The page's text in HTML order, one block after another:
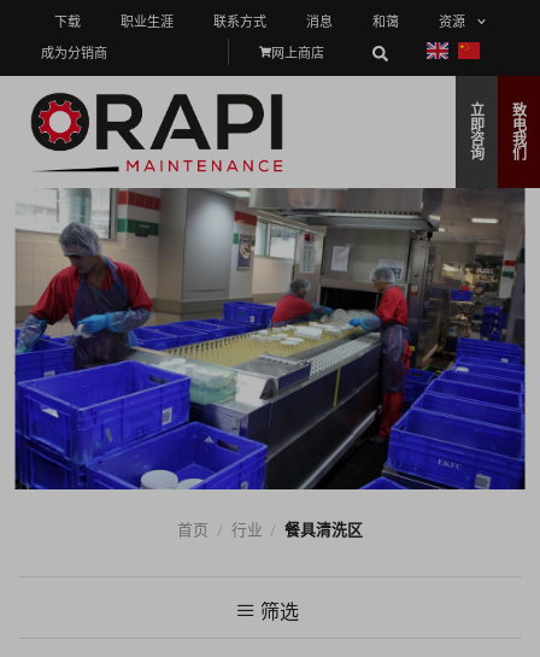
下载 职业生涯 联系方式 消息 和蔼
资源
成为分销商
网上商店
立
即
咨
询
致
电
我
们
首页 / 行业 / 餐具清洗区
筛选